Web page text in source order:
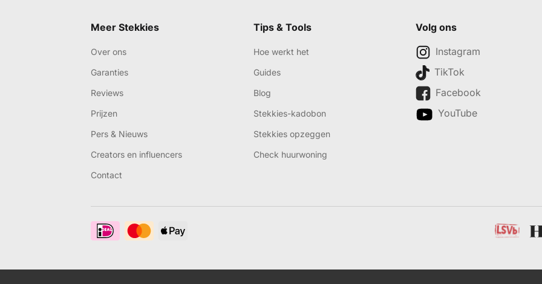
Meer Stekkies
Over ons
Garanties
Reviews
Prijzen
Pers & Nieuws
Creators en influencers
Contact
Tips & Tools
Hoe werkt het
Guides
Blog
Stekkies-kadobon
Stekkies opzeggen
Check huurwoning
Volg ons
Instagram
TikTok
Facebook
YouTube